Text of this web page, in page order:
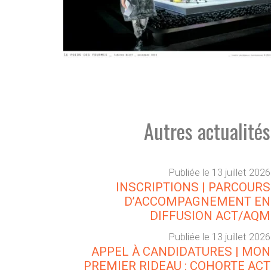
Autres actualités
Publiée le 13 juillet 2026
INSCRIPTIONS | PARCOURS
D’ACCOMPAGNEMENT EN
DIFFUSION ACT/AQM
Publiée le 13 juillet 2026
APPEL À CANDIDATURES | MON
PREMIER RIDEAU : COHORTE ACT